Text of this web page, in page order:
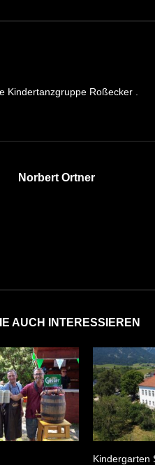
Kindertanzgruppe Roßecker .
Norbert Ortner
AUCH INTERESSIEREN
Kindergarten